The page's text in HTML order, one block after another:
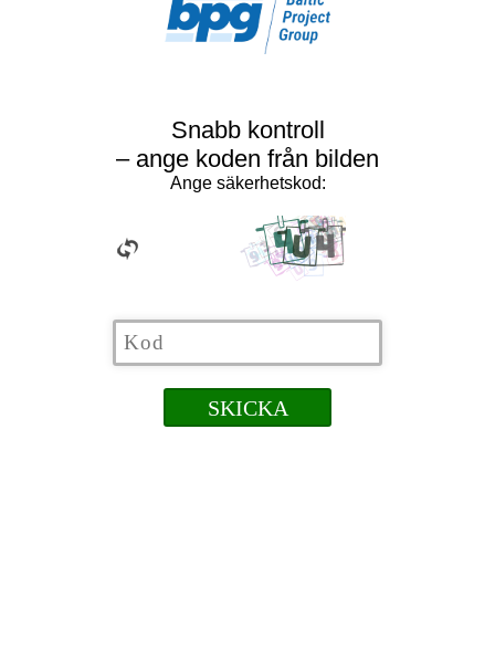
Snabb kontroll
– ange koden från bilden
Ange säkerhetskod: